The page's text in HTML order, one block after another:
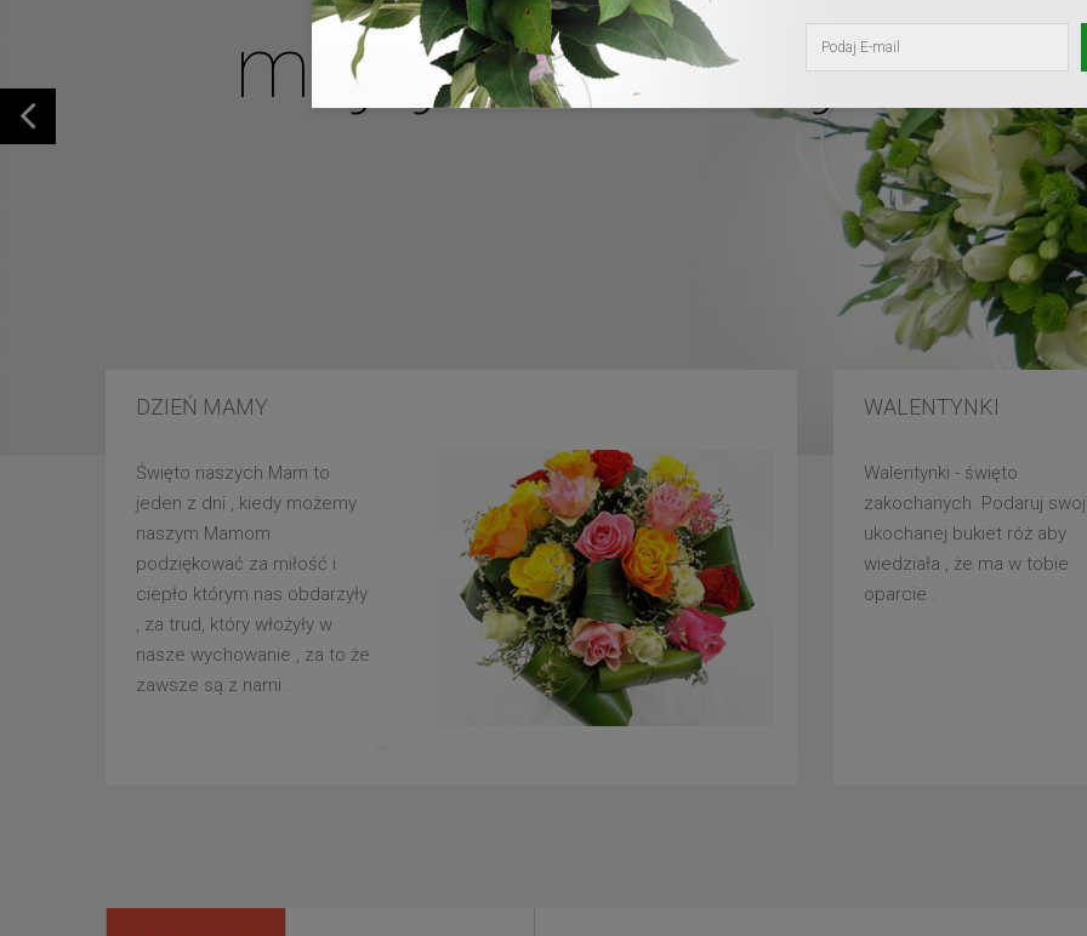
mojej ukochanej
DZIEŃ MAMY
Święto naszych Mam to
jeden z dni , kiedy możemy
naszym Mamom
podziękować za miłość i
ciepło którym nas obdarzyły
, za trud, który włożyły w
nasze wychowanie , za to że
zawsze są z nami .
WALENTYNKI
Walentynki - święto
zakochanych. Podaruj
ukochanej bukiet róż aby
wiedziała , że ma w tobie
oparcie .